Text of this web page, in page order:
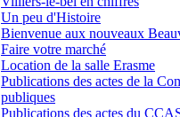
Un peu d'Histoire
Bienvenue aux nouveaux
Faire votre marché
Location de la salle Erasme
Publications des actes de la
publiques
Publications des actes du